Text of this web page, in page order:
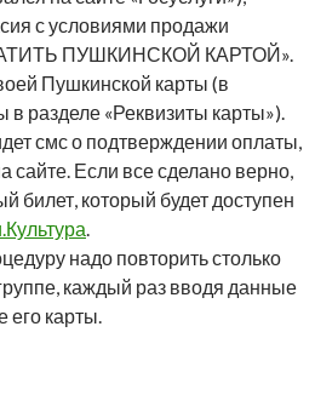
с условиями продажи
ПУШКИНСКОЙ КАРТОЙ».
Пушкинской карты (в
разделе «Реквизиты карты»).
смс о подтверждении оплаты,
сайте. Если все сделано верно,
билет, который будет доступен
.
надо повторить столько
каждый раз вводя данные
его карты.